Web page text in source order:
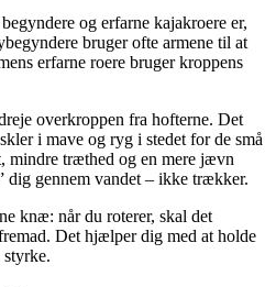
og erfarne kajakroere er,
bruger ofte armene til at
erfarne roere bruger kroppens
overkroppen fra hofterne. Det
i mave og ryg i stedet for de små
mindre træthed og en mere jævn
dig gennem vandet – ikke trækker.
knæ: når du roterer, skal det
Det hjælper dig med at holde